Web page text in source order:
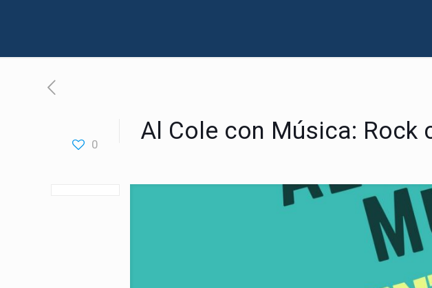
0 Al Cole con Música: Rock